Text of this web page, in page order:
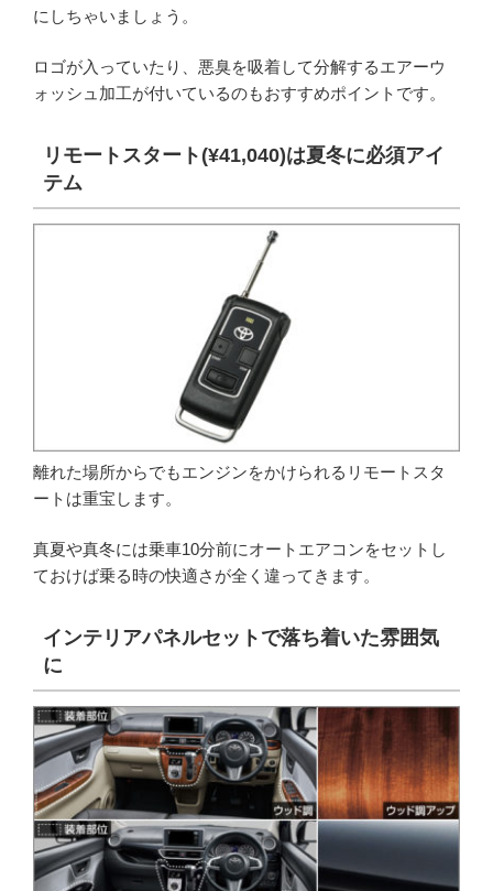
にしちゃいましょう。
ロゴが入っていたり、悪臭を吸着して分解するエアーウ
ォッシュ加工が付いているのもおすすめポイントです。
リモートスタート(¥41,040)は夏冬に必須アイ
テム
離れた場所からでもエンジンをかけられるリモートスタ
ートは重宝します。
真夏や真冬には乗車10分前にオートエアコンをセットし
ておけば乗る時の快適さが全く違ってきます。
インテリアパネルセットで落ち着いた雰囲気
に